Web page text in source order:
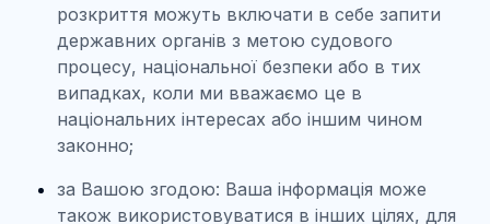
розкриття можуть включати в себе запити
державних органів з метою судового
процесу, національної безпеки або в тих
випадках, коли ми вважаємо це в
національних інтересах або іншим чином
законно;
за Вашою згодою: Ваша інформація може
також використовуватися в інших цілях, для